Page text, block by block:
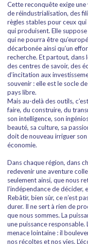
Cette reconquête exige
de réindustrialisation, des
règles stables pour ceux
qui produisent. Elle
qui ne pourra être
décarbonée ainsi qu’un
recherche. Et partout, dans
des centres de savoir, des
d’incitation aux
souvenir : elle est le socle
pays libre.
Mais au-delà des outils,
faire, du construire, du
son intelligence, son
beauté, sa culture, sa
doit de nouveau irriguer
économie.
Dans chaque région, dans
redevenir une aventure
seulement ainsi, que nous
l’indépendance de décider,
Rebâtir, bien sûr, ce n’est
durer. Il ne sert à rien de
que nous sommes. La
une puissance responsable.
menace lointaine : il
nos récoltes et nos vies.